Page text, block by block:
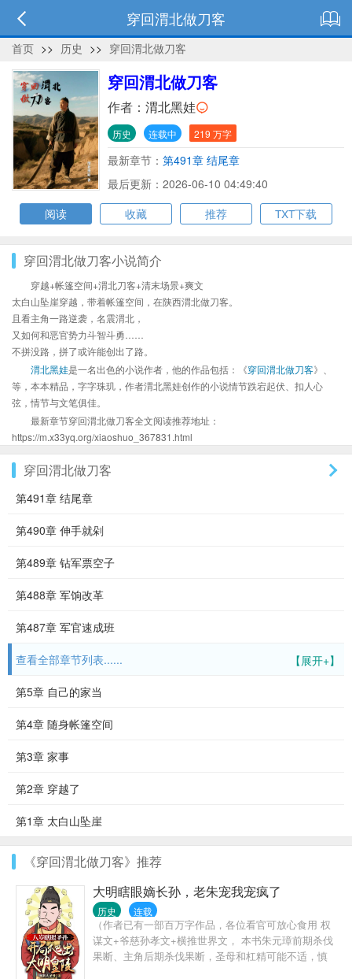
穿回渭北做刀客
首页 >> 历史 >> 穿回渭北做刀客
穿回渭北做刀客
作者： 渭北黑娃
历史 连载中 219 万字
最新章节： 第491章 结尾章
最后更新：2026-06-10 04:49:40
阅读
收藏 推荐 TXT下载
穿回渭北做刀客小说简介
穿越+帐篷空间+渭北刀客+清末场景+爽文
太白山坠崖穿越，带着帐篷空间，在陕西渭北做刀客。
且看主角一路逆袭，名震渭北，
又如何和恶官势力斗智斗勇……
不拼没路，拼了或许能创出了路。
渭北黑娃是一名出色的小说作者，他的作品包括：《穿回渭北做刀客》、
等，本本精品，字字珠玑，作者渭北黑娃创作的小说情节跌宕起伏、扣人心
弦，情节与文笔俱佳。
最新章节穿回渭北做刀客全文阅读推荐地址：
https://m.x33yq.org/xiaoshuo_367831.html
穿回渭北做刀客
第491章 结尾章
第490章 伸手就剁
第489章 钻军票空子
第488章 军饷改革
第487章 军官速成班
【展开+】
查看全部章节列表......
第5章 自己的家当
第4章 随身帐篷空间
第3章 家事
第2章 穿越了
第1章 太白山坠崖
《穿回渭北做刀客》推荐
大明瞎眼嫡长孙，老朱宠我宠疯了
历史 连载
（作者已有一部百万字作品，各位看官可放心食用 权
谋文+爷慈孙孝文+横推世界文， 本书朱元璋前期杀伐
果断、主角后期杀伐果断，圣母和杠精可能不适，慎